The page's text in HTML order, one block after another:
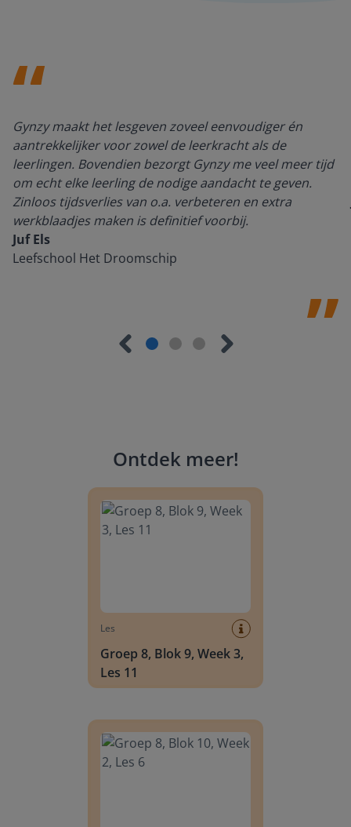
Gynzy maakt het lesgeven zoveel eenvoudiger én
aantrekkelijker voor zowel de leerkracht als de
leerlingen. Bovendien bezorgt Gynzy me veel meer tijd
om echt elke leerling de nodige aandacht te geven.
Zinloos tijdsverlies van o.a. verbeteren en extra
werkblaadjes maken is definitief voorbij.
Juf Els
Leefschool Het Droomschip
Ontdek meer!
Les
Groep 8, Blok 9, Week 3,
Les 11